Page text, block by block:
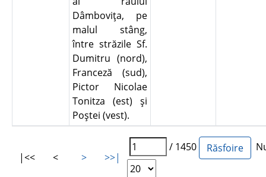
Dâmboviţa, pe
malul stâng,
între străzile Sf.
Dumitru (nord),
Franceză (sud),
Pictor Nicolae
Tonitza (est) şi
Poştei (vest).
|<< < > >>|
/ 1450